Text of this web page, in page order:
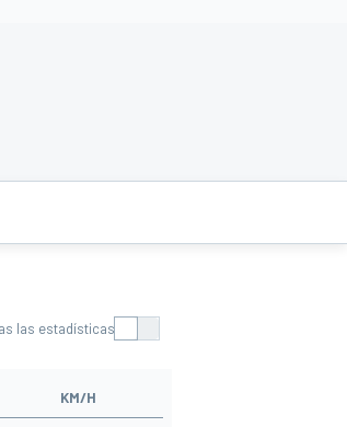
las estadísticas
KM/H